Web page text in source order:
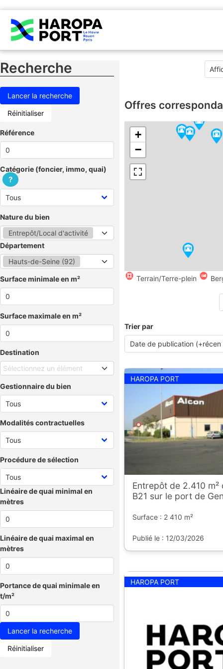
Recherche
Réinitialiser
Référence
Catégorie (foncier, immo, quai)
?
Nature du bien
Entrepôt/Local d'activité
Département
Hauts-de-Seine (92)
Surface minimale en m²
Surface maximale en m²
Destination
Sélectionnez un élément
Gestionnaire du bien
Modalités contractuelles
Procédure de sélection
Linéaire de quai minimal en
mètres
Linéaire de quai maximal en
mètres
Portance de quai minimale en
t/m²
Réinitialiser
Offres
+
−
Terrain/Terre-plein
Trier par
HAROPA PORT
Entrepôt de 2.410 m²
B21 sur le port de
Surface : 2 410 m²
Publié le : 12/03/2026
HAROPA PORT